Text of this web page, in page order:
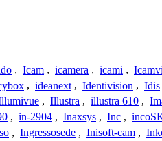
, Icam , icamera , icami ,
, ideanext , Identivision , Idis
, Illustra , illustra 610 ,
, in-2904 , Inaxsys , Inc ,
, Ingressosede , Inisoft-cam ,